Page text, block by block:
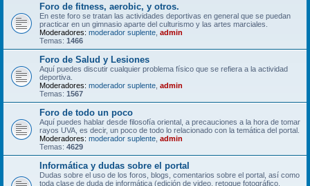
Foro de fitness, aerobic, y otros.
En este foro se tratan las actividades deportivas en general que se puedan
practicar en un gimnasio aparte del culturismo y las artes marciales.
Moderadores: moderador suplente admin
Temas: 1466
Foro de Salud y Lesiones
Aquí puedes discutir cualquier problema físico que se refiera a la actividad
deportiva.
Moderadores: moderador suplente admin
Temas: 1567
Foro de todo un poco
Aquí puedes hablar desde filosofía oriental, a precauciones a la hora de tomar
rayos UVA, es decir, un poco de todo lo relacionado con la temática del portal.
Moderadores: moderador suplente admin
Temas: 4629
Informática y dudas sobre el portal
Dudas sobre el uso de los foros, blogs, comentarios sobre el portal, así como
toda clase de duda de informática (edición de video, retoque fotográfico,